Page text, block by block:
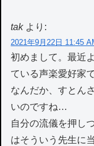
tak より:
2021年9月22日 11:45
初めまして。最近
ている声楽愛好家で
なんだか、すとん
いのですね…
自分の流儀を押し
はそういう先生に